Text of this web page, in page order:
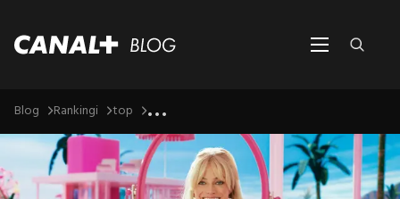
Blog Rankingi top ...